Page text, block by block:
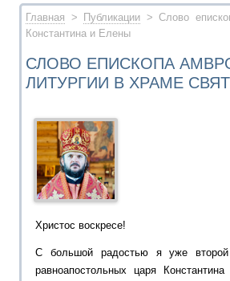
Главная > Публикации > Слово
Константина и Елены
СЛОВО ЕПИСКОПА
ЛИТУРГИИ В ХРАМЕ
Христос воскресе!
С большой радостью я уже
равноапостольных царя